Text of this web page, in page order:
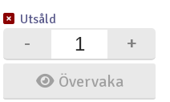
Övervaka
+
-
Utsåld